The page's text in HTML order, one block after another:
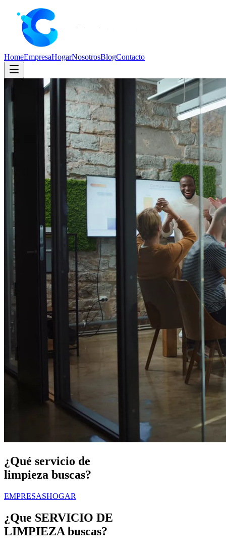
HomeEmpresaHogarNosotrosBlogContacto
¿Qué servicio de
limpieza buscas?
EMPRESASHOGAR
¿Que SERVICIO DE
LIMPIEZA buscas?